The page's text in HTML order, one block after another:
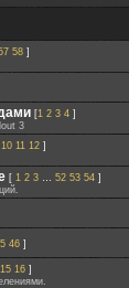
58 ]
[1 2 3 4 ]
3
10 11 12 ]
[ 1 2 3 … 52 53 54 ]
46 ]
15 16 ]